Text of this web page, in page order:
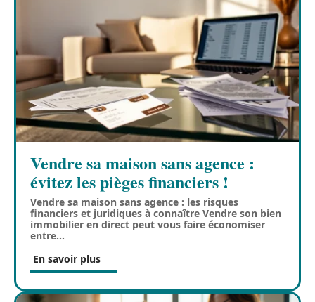
Vendre sa maison sans agence :
évitez les pièges financiers !
Vendre sa maison sans agence : les risques
financiers et juridiques à connaître Vendre son bien
immobilier en direct peut vous faire économiser
entre…
En savoir plus